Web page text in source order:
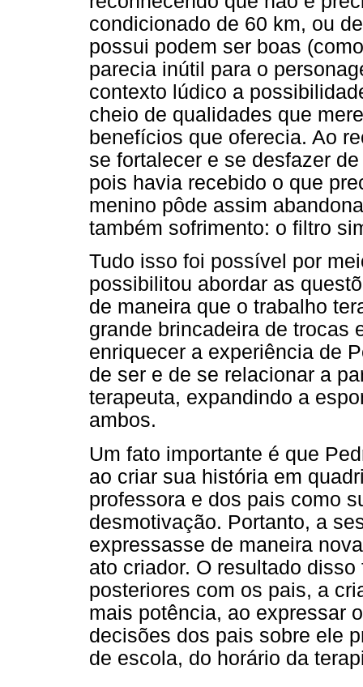
condicionado de 60 km, ou
possui podem ser boas
parecia inútil para o
contexto lúdico a
cheio de qualidades que
benefícios que oferecia. Ao
se fortalecer e se desfazer
pois havia recebido o que
menino pôde assim
também sofrimento: o filtro
Tudo isso foi possível por
possibilitou abordar as
de maneira que o trabalho
grande brincadeira de trocas
enriquecer a experiência de
de ser e de se relacionar a
terapeuta, expandindo a
ambos.
Um fato importante é que
ao criar sua história em
professora e dos pais como
desmotivação. Portanto, a
expressasse de maneira
ato criador. O resultado
posteriores com os pais, a
mais potência, ao expressar
decisões dos pais sobre ele
de escola, do horário da